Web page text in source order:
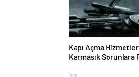
Kapı Açma
Karmaşık Sorunlara